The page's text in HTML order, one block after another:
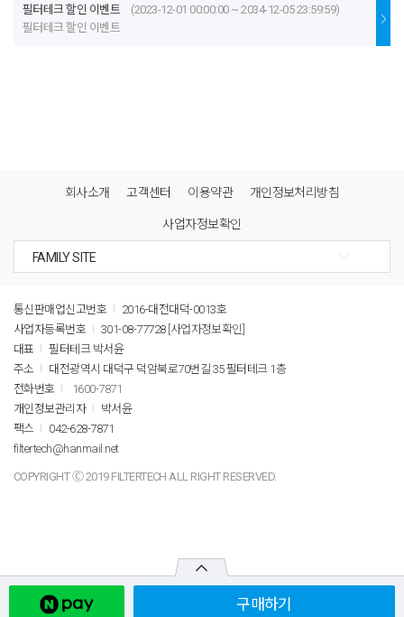
구매하기
필터테크 할인 이벤트
(2023-12-01 00:00:00 ~ 2034-12-05 23:59:59)
필터테크 할인 이벤트
회사소개 고객센터 이용약관 개인정보처리방침
사업자정보확인
통신판매업신고번호
2016-대전대덕-0013호
사업자등록번호
301-08-77728 [사업자정보확인]
대표
필터테크 박서윤
주소
대전광역시 대덕구 덕암북로70번길 35 필터테크 1층
전화번호
1600-7871
개인정보관리자
박서윤
팩스
042-628-7871
filtertech@hanmail.net
COPYRIGHT Ⓒ 2019 FILTERTECH ALL RIGHT RESERVED.